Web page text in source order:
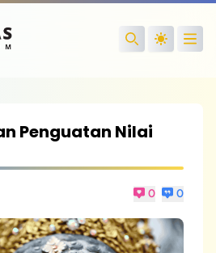
Search
Penguatan Nilai
0 0